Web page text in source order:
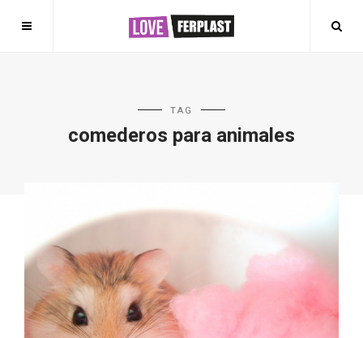
TAG
comederos para animales